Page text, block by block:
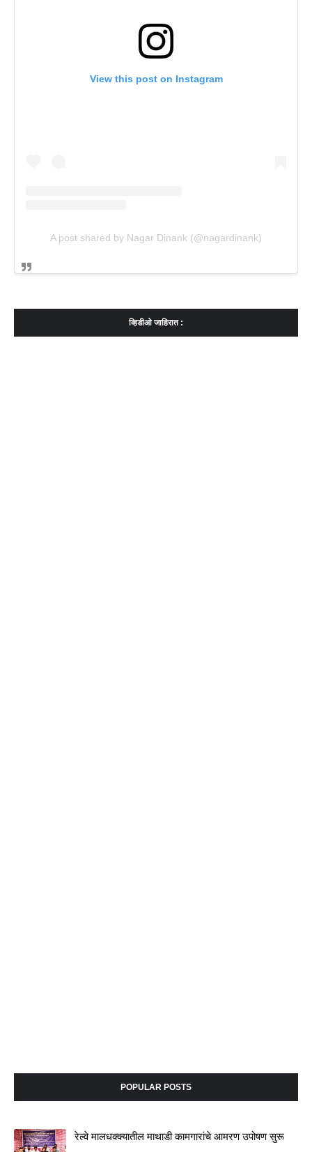
View this post on Instagram
A post shared by Nagar Dinank (@nagardinank)
व्हिडीओ जाहिरात :
POPULAR POSTS
रेल्वे मालधक्क्यातील माथाडी कामगारांचे आमरण उपोषण सुरू